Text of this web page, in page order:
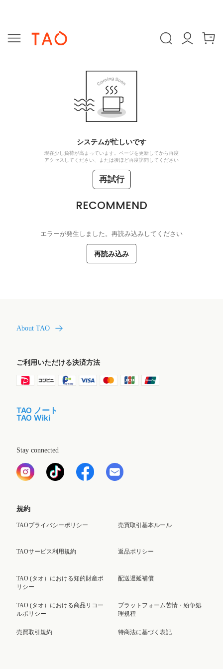
システムが忙しいです
現在少し負荷が高まっています。ページを更新してから再度
アクセスしてください、または後ほど再度訪問してください
再試行
RECOMMEND
エラーが発生しました。再読み込みしてください
再読み込み
About TAO
ご利用いただける決済方法
TAO ノート
TAO Wiki
Stay connected
規約
TAOプライバシーポリシー
TAOサービス利用規約
TAO (タオ）における知的財産ポ
リシー
TAO (タオ）における商品リコー
ルポリシー
売買取引規約
売買取引基本ルール
返品ポリシー
配送遅延補償
プラットフォーム苦情・紛争処
理規程
特商法に基づく表記